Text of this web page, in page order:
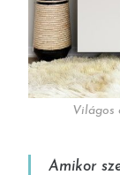
Világos
Amikor